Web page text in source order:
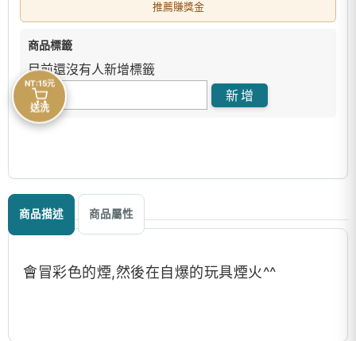
推薦賺獎金
商品標籤
目前還沒有人新增標籤
商品描述 商品屬性
會冒彩色的煙,然後在自爆的玩具煙火^^
NT:15元
送洗